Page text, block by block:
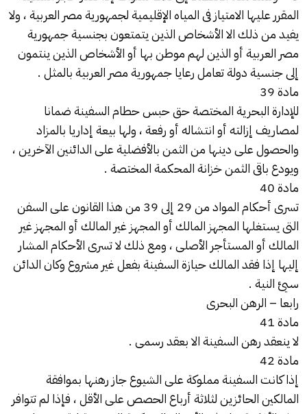
المقرر عليها الامتياز فى المياه الإقليمية لجمهورية مصر العربية ، ولا
يفيد من ذلك الا الأشخاص الذين يتمتعون بجنسية جمهورية
مصر العربية أو الذين لهم موطن بها أو الأشخاص الذين ينتمون
إلى جنسية دولة تعامل رعايا جمهورية مصر العربية بالمثل .
مادة 39
للإدارة البحرية المختصة حق حبس حطام السفينة ضمانا
لمصاريف إزالته أو انتشاله أو رفعة ، ولها بيعة إداريا بالمزاد
والحصول على دينها من الثمن بالأفضلية على الدائنين الآخرين ،
ويودع باقى الثمن خزانة المحكمة المختصة .
مادة 40
تسرى أحكام المواد من 29 إلى 39 من هذا القانون على السفن
التى يستغلها المجهز المالك أو المجهز غير المالك أو المجهز غير
المالك أو المستأجر الأصلى ، ومع ذلك لا تسرى الأحكام المشار
إليها إذا فقد المالك حيازة السفينة بفعل غير مشروع وكان الدائن
سيئ النية .
رابعا – الرهن البحرى
مادة 41
لا ينعقد رهن السفينة الا بعقد رسمى .
مادة 42
إذا كانت السفينة مملوكة على الشيوع جاز رهنها بموافقة
المالكين الحائزين لثلاثة أرباع الحصص على الأقل ، فإذا لم تتوافر